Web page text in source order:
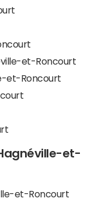
et-Roncourt
et-Roncourt
et-
et-Roncourt